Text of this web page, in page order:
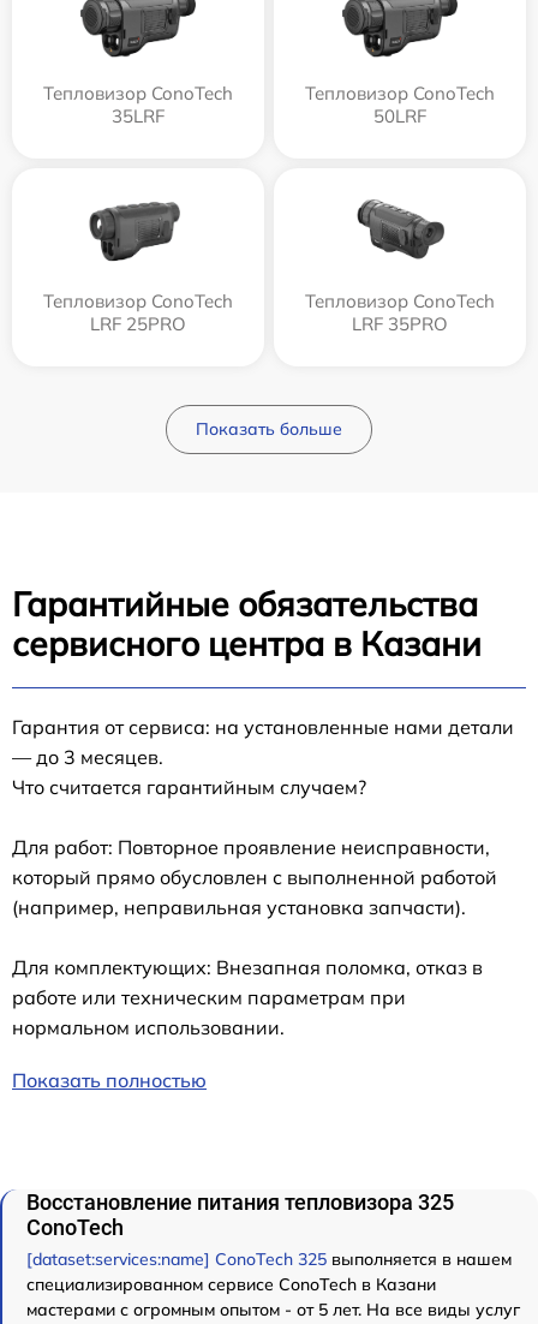
Тепловизор ConoTech
35LRF
Тепловизор ConoTech
50LRF
Тепловизор ConoTech
LRF 25PRO
Тепловизор ConoTech
LRF 35PRO
Показать больше
Гарантийные обязательства
сервисного центра в Казани
Гарантия от сервиса: на установленные нами детали
— до 3 месяцев.
Что считается гарантийным случаем?
Для работ: Повторное проявление неисправности,
который прямо обусловлен с выполненной работой
(например, неправильная установка запчасти).
Для комплектующих: Внезапная поломка, отказ в
работе или техническим параметрам при
нормальном использовании.
Показать полностью
Восстановление питания тепловизора 325
ConoTech
[dataset:services:name] ConoTech 325 выполняется в нашем
специализированном сервисе ConoTech в Казани
мастерами с огромным опытом - от 5 лет. На все виды услуг